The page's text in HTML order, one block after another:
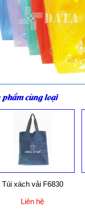
phẩm cùng loại
Túi xách vải F6830
Liên hệ